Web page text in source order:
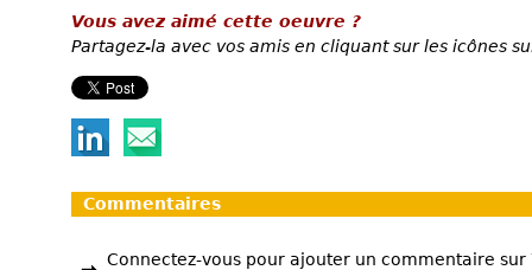
Vous avez aimé cette oeuvre ?
Partagez-la avec vos amis en cliquant sur les icônes
Commentaires
Connectez-vous pour ajouter un commentaire sur